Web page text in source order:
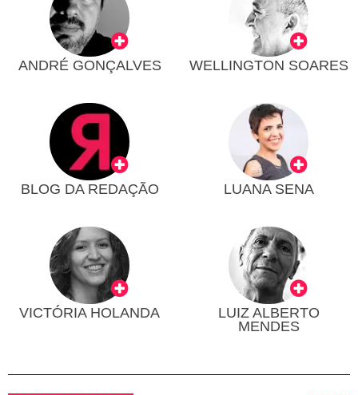
ANDRÉ GONÇALVES WELLINGTON SOARES
BLOG DA REDAÇÃO LUANA SENA
VICTÓRIA HOLANDA
LUIZ ALBERTO
MENDES